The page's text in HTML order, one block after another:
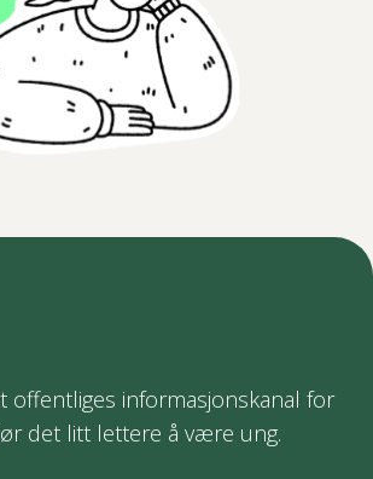
offentliges informasjonskanal for
det litt lettere å være ung.